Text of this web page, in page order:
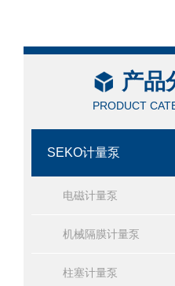
产品
PRODUCT
SEKO计量泵
电磁计量泵
机械隔膜计量泵
柱塞计量泵